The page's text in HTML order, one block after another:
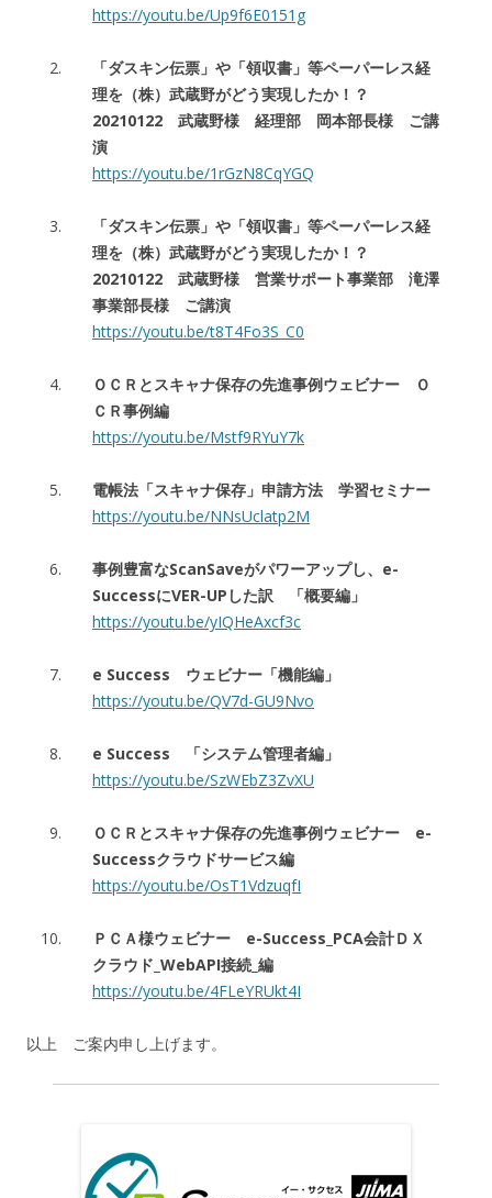
https://youtu.be/Up9f6E0151g
「ダスキン伝票」や「領収書」等ペーパーレス経
理を（株）武蔵野がどう実現したか！？
20210122 武蔵野様 経理部 岡本部長様 ご講
演
https://youtu.be/1rGzN8CqYGQ
「ダスキン伝票」や「領収書」等ペーパーレス経
理を（株）武蔵野がどう実現したか！？
20210122 武蔵野様 営業サポート事業部 滝澤
事業部長様 ご講演
https://youtu.be/t8T4Fo3S_C0
ＯＣＲとスキャナ保存の先進事例ウェビナー Ｏ
ＣＲ事例編
https://youtu.be/Mstf9RYuY7k
電帳法「スキャナ保存」申請方法 学習セミナー
https://youtu.be/NNsUclatp2M
事例豊富なScanSaveがパワーアップし、e-
SuccessにVER-UPした訳 「概要編」
https://youtu.be/yIQHeAxcf3c
e Success ウェビナー「機能編」
https://youtu.be/QV7d-GU9Nvo
e Success 「システム管理者編」
https://youtu.be/SzWEbZ3ZvXU
ＯＣＲとスキャナ保存の先進事例ウェビナー e-
Successクラウドサービス編
https://youtu.be/OsT1VdzuqfI
ＰＣＡ様ウェビナー e-Success_PCA会計ＤＸ
クラウド_WebAPI接続_編
https://youtu.be/4FLeYRUkt4I
以上 ご案内申し上げます。